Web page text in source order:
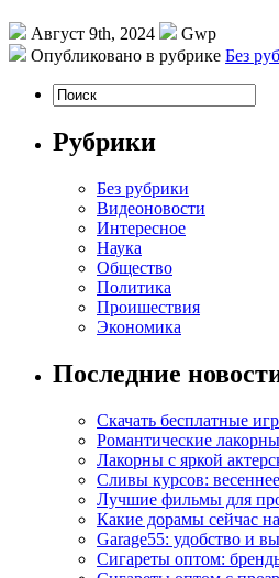
Август 9th, 2024
Gwp
Опубликовано в рубрике Без
Рубрики
Без рубрики
Видеоновости
Интересное
Наука
Общество
Политика
Проишествия
Экономика
Последние
Скачать бесплатные
Романтические
Лакорны с яркой
Сливы курсов:
Лучшие фильмы для
Какие дорамы сейчас
Garage55: удобство и
Сигареты оптом: